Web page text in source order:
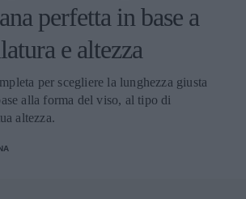
perfetta in base a
e altezza
per scegliere la lunghezza giusta
alla forma del viso, al tipo di
altezza.